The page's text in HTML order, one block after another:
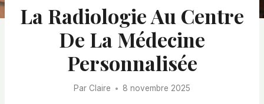
La Radiologie Au Centre
De La Médecine
Personnalisée
Par Claire 8 novembre 2025